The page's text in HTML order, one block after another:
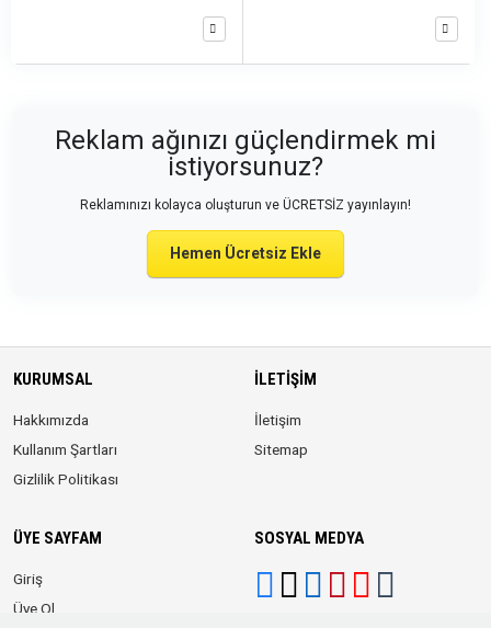
Reklam ağınızı güçlendirmek mi
istiyorsunuz?
Reklamınızı kolayca oluşturun ve ÜCRETSİZ yayınlayın!
Hemen Ücretsiz Ekle
KURUMSAL
Hakkımızda
Kullanım Şartları
Gizlilik Politikası
İLETIŞIM
İletişim
Sitemap
ÜYE SAYFAM
Giriş
Üye Ol
SOSYAL MEDYA